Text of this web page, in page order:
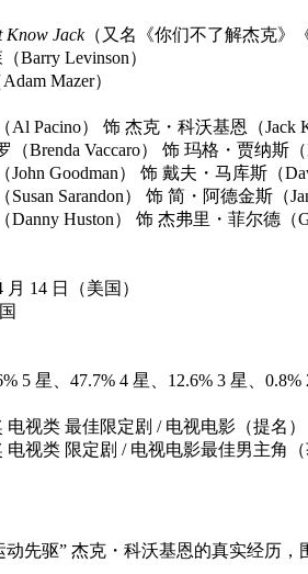
Know Jack（又名《你们不了解杰克》
Barry Levinson）
Mazer）
Al Pacino） 饰 杰克・科沃基恩（Jack
Brenda Vaccaro） 饰 玛格・贾纳斯（
Goodman） 饰 戴夫・马库斯（
Sarandon） 饰 简・阿德金斯（
Huston） 饰 杰弗里・菲尔德（
月 14 日（美国）
5 星、47.7% 4 星、12.6% 3 星、
电视类 最佳限定剧 / 电视电影（提名）
电视类 限定剧 / 电视电影最佳男主角（
先驱” 杰克・科沃基恩的真实经历